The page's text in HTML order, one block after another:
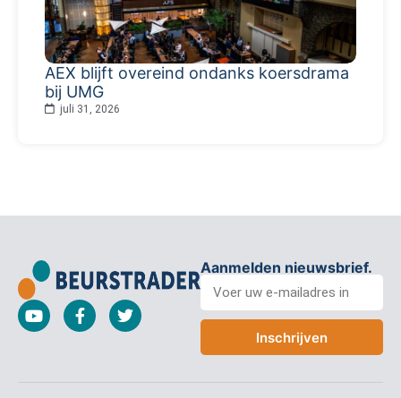
AEX blijft overeind ondanks koersdrama
bij UMG
juli 31, 2026
Aanmelden nieuwsbrief.
Inschrijven